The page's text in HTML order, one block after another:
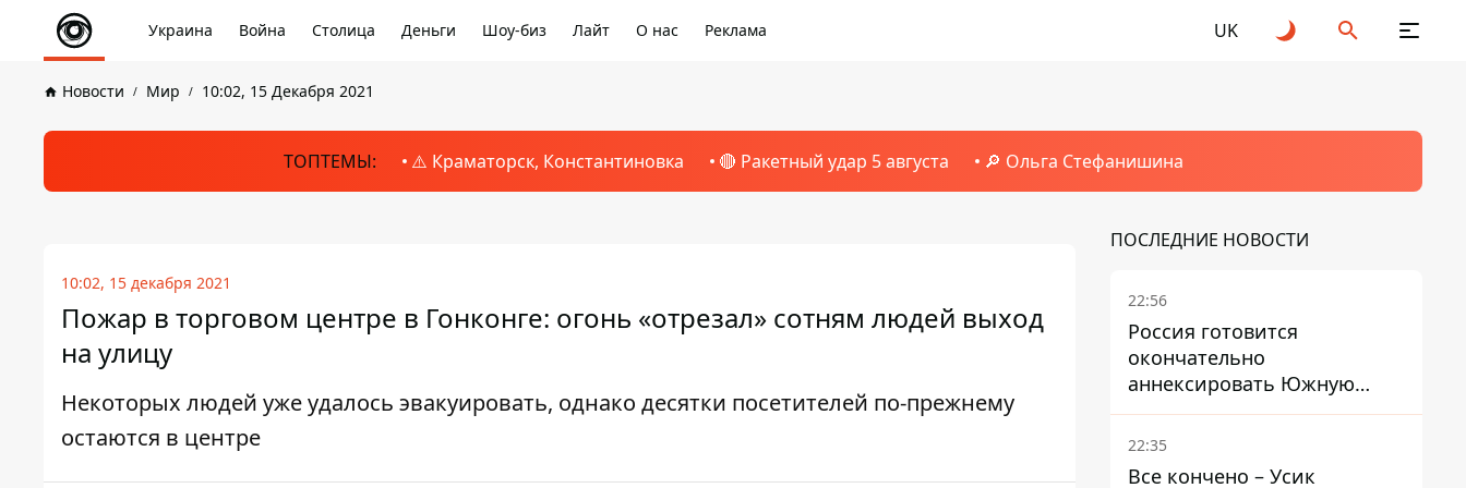
Украина Война Столица Деньги Шоу-биз Лайт О нас Реклама UK
Новости Мир 10:02, 15 Декабря 2021
ТОПТЕМЫ: ⚠️ Краматорск, Константиновка 🔴 Ракетный удар 5 августа 🔎 Ольга Стефанишина
10:02, 15 декабря 2021
Пожар в торговом центре в Гонконге: огонь «отрезал» сотням людей выход
на улицу
Некоторых людей уже удалось эвакуировать, однако десятки посетителей по-прежнему
остаются в центре
ПОСЛЕДНИЕ НОВОСТИ
22:56
Россия готовится
окончательно
аннексировать Южную
Осетию – страны НАТО
обеспокоены
22:35
Все кончено – Усик